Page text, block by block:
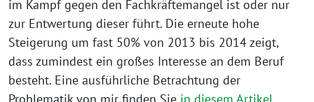
im Kampf gegen den Fachkräftemangel ist oder nur
zur Entwertung dieser führt. Die erneute hohe
Steigerung um fast 50% von 2013 bis 2014 zeigt,
dass zumindest ein großes Interesse an dem Beruf
besteht. Eine ausführliche Betrachtung der